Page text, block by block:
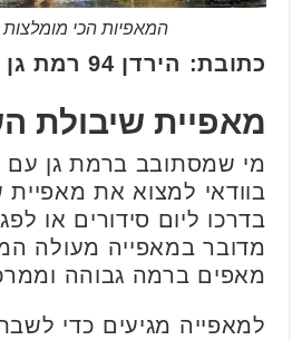
המאפיות הכי
כתובת: הירדן 94 רמת גן
מאפיית שיבולת
מי שמסתובב ברמת גן עם
בוודאי למצוא את מאפיית
בדרכו ליום סידורים או
מדובר במאפייה מעולה
מאפים ברמה גבוהה
למאפייה מגיעים כדי